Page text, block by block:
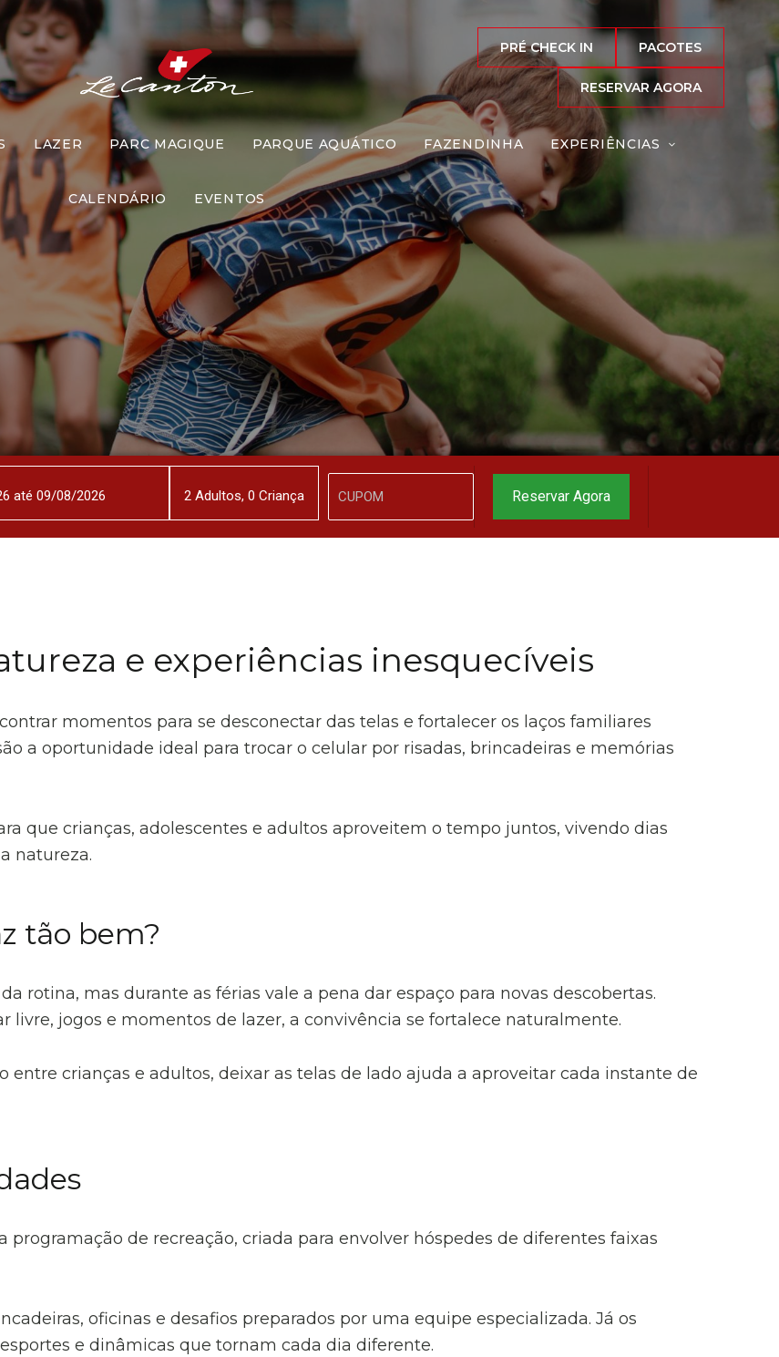
PRÉ CHECK IN PACOTES
RESERVAR AGORA
LAZER PARC MAGIQUE PARQUE AQUÁTICO FAZENDINHA EXPERIÊNCIAS
CALENDÁRIO EVENTOS
férias acontecem
das telas:
e experiências inesquecíveis
momentos para se desconectar das telas e fortalecer os laços familiares
a oportunidade ideal para trocar o celular por risadas, brincadeiras e memórias
que crianças, adolescentes e adultos aproveitem o tempo juntos, vivendo dias
natureza.
tão bem?
rotina, mas durante as férias vale a pena dar espaço para novas descobertas.
jogos e momentos de lazer, a convivência se fortalece naturalmente.
crianças e adultos, deixar as telas de lado ajuda a aproveitar cada instante de
programação de recreação, criada para envolver hóspedes de diferentes faixas
oficinas e desafios preparados por uma equipe especializada. Já os
e dinâmicas que tornam cada dia diferente.
2Adultos, 0 Criança
Reserve agora, com
o melhor preço
garantido
▼
Reservar Agora